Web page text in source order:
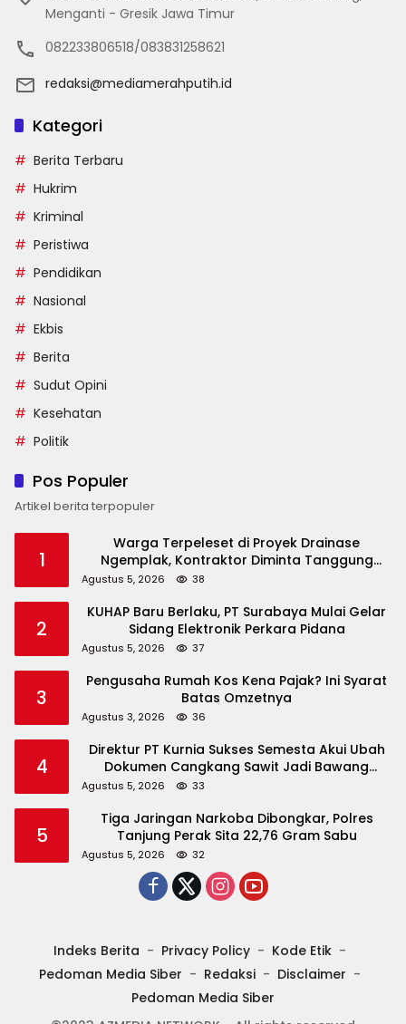
Menganti - Gresik Jawa Timur
082233806518/083831258621
redaksi@mediamerahputih.id
Kategori
Berita Terbaru
Hukrim
Kriminal
Peristiwa
Pendidikan
Nasional
Ekbis
Berita
Sudut Opini
Kesehatan
Politik
Pos Populer
Artikel berita terpopuler
1
Warga Terpeleset di Proyek Drainase
Ngemplak, Kontraktor Diminta Tanggung
Biaya Korban
Agustus 5, 2026 38
2
KUHAP Baru Berlaku, PT Surabaya Mulai Gelar
Sidang Elektronik Perkara Pidana
Agustus 5, 2026 37
3
Pengusaha Rumah Kos Kena Pajak? Ini Syarat
Batas Omzetnya
Agustus 3, 2026 36
4
Direktur PT Kurnia Sukses Semesta Akui Ubah
Dokumen Cangkang Sawit Jadi Bawang
Agustus 5, 2026 33
5
Tiga Jaringan Narkoba Dibongkar, Polres
Tanjung Perak Sita 22,76 Gram Sabu
Agustus 5, 2026 32
Indeks Berita Privacy Policy
Kode Etik
Pedoman Media Siber
Redaksi
Disclaimer
Pedoman Media Siber